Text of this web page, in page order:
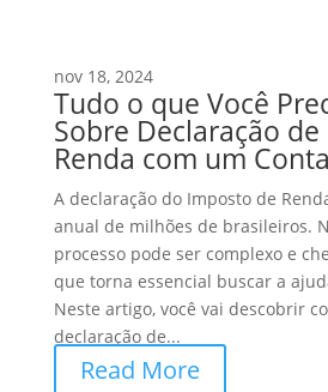
nov 18, 2024
Tudo o que Você
Sobre Declaração
Renda com um
A declaração do Imposto de
anual de milhões de brasileiros.
processo pode ser complexo e
que torna essencial buscar a
Neste artigo, você vai descobrir
declaração de...
Read More